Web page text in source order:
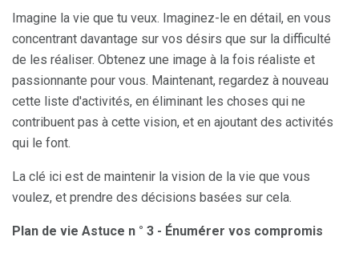
Imagine la vie que tu veux. Imaginez-le en détail, en vous
concentrant davantage sur vos désirs que sur la difficulté
de les réaliser. Obtenez une image à la fois réaliste et
passionnante pour vous. Maintenant, regardez à nouveau
cette liste d'activités, en éliminant les choses qui ne
contribuent pas à cette vision, et en ajoutant des activités
qui le font.
La clé ici est de maintenir la vision de la vie que vous
voulez, et prendre des décisions basées sur cela.
Plan de vie Astuce n ° 3 - Énumérer vos compromis